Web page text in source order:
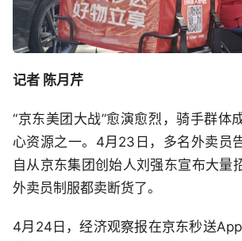
记者 陈月芹
“京东美团大战”愈演愈烈，骑手群体
心资源之一。4月23日，多名外卖员
自从京东集团创始人刘强东宣布大量
外卖员制服都卖断货了。
4月24日，经济观察报在京东秒送